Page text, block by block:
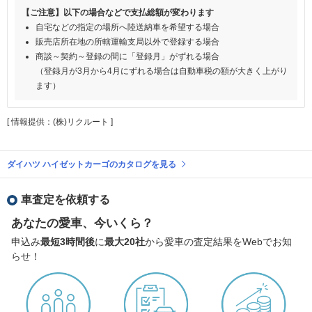
【ご注意】以下の場合などで支払総額が変わります
自宅などの指定の場所へ陸送納車を希望する場合
販売店所在地の所轄運輸支局以外で登録する場合
商談～契約～登録の間に「登録月」がずれる場合
（登録月が3月から4月にずれる場合は自動車税の額が大きく上がり
ます）
[ 情報提供：(株)リクルート ]
ダイハツ ハイゼットカーゴのカタログを見る
車査定を依頼する
あなたの愛車、今いくら？
申込み最短3時間後に最大20社から愛車の査定結果をWebでお知
らせ！